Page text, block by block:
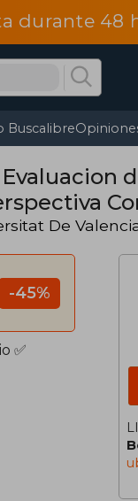
durante 48
Buscalibre
De
-45%
✅